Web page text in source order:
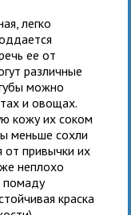
легко
ее от
различные
можно
и овощах.
кожу их соком
меньше сохли
от привычки их
неплохо
помаду
краска